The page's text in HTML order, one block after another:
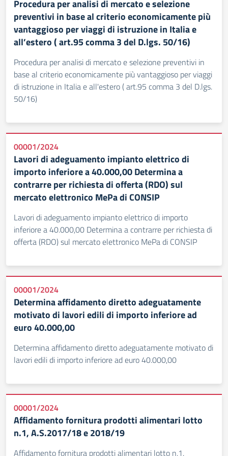
Procedura per analisi di mercato e selezione
preventivi in base al criterio economicamente più
vantaggioso per viaggi di istruzione in Italia e
all’estero ( art.95 comma 3 del D.lgs. 50/16)
Procedura per analisi di mercato e selezione preventivi in
base al criterio economicamente più vantaggioso per viaggi
di istruzione in Italia e all'estero ( art.95 comma 3 del D.lgs.
50/16)
00001/2024
Lavori di adeguamento impianto elettrico di
importo inferiore a 40.000,00 Determina a
contrarre per richiesta di offerta (RDO) sul
mercato elettronico MePa di CONSIP
Lavori di adeguamento impianto elettrico di importo
inferiore a 40.000,00 Determina a contrarre per richiesta di
offerta (RDO) sul mercato elettronico MePa di CONSIP
00001/2024
Determina affidamento diretto adeguatamente
motivato di lavori edili di importo inferiore ad
euro 40.000,00
Determina affidamento diretto adeguatamente motivato di
lavori edili di importo inferiore ad euro 40.000,00
00001/2024
Affidamento fornitura prodotti alimentari lotto
n.1, A.S.2017/18 e 2018/19
Affidamento fornitura prodotti alimentari lotto n.1,